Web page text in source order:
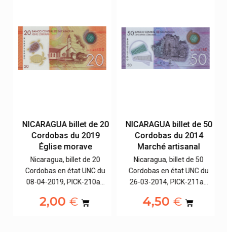
NICARAGUA billet de 20
Cordobas du 2019
Église morave
Nicaragua, billet de 20
Cordobas en état UNC du
08-04-2019, PICK-210a…
2,00 €
NICARAGUA billet de 50
Cordobas du 2014
Marché artisanal
Nicaragua, billet de 50
Cordobas en état UNC du
26-03-2014, PICK-211a…
4,50 €